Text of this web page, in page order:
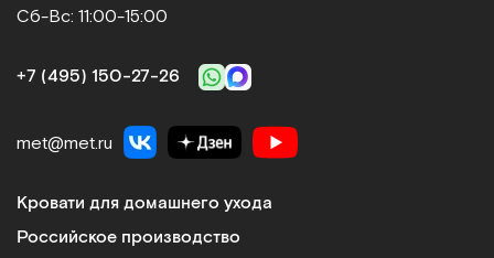
Сб-Вс: 11:00-15:00
+7 (495) 150‑27‑26
met@met.ru
Кровати для домашнего ухода
Российское производство